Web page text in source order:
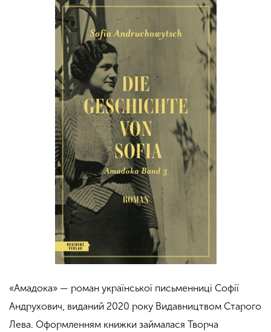
«Амадока» — роман української письменниці Софії
Андрухович, виданий 2020 року Видавництвом Старого
Лева. Оформленням книжки займалася Творча